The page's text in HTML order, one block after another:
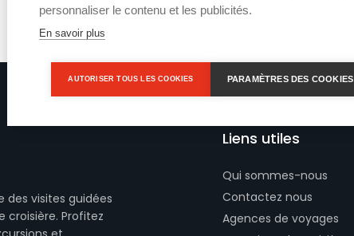
des visites guidées
croisière. Profitez
Liens utiles
Qui sommes-nous
Contactez nous
Agences de voyages
personnaliser le contenu et les publicités.
En savoir plus
AUTORISER TOUS LES COOKIES PARAMÈTRES DES COOKIES